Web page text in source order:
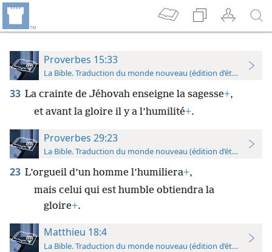
Proverbes 15:33
La Bible. Traduction du monde nouveau (édition d’étude)
33 La crainte de Jéhovah enseigne la sagesse+,
et avant la gloire il y a l’humilité+.
Proverbes 29:23
La Bible. Traduction du monde nouveau (édition d’étude)
23 L’orgueil d’un homme l’humiliera+,
mais celui qui est humble obtiendra la
gloire+.
Matthieu 18:4
La Bible. Traduction du monde nouveau (édition d’étude)